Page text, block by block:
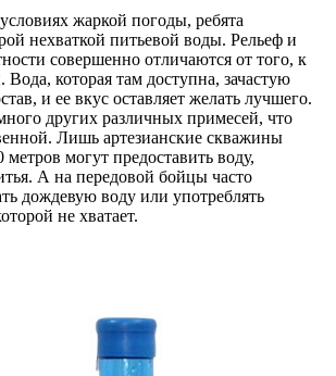
жаркой погоды, ребята
нехваткой питьевой воды. Рельеф и
совершенно отличаются от того, к
которая там доступна, зачастую
и ее вкус оставляет желать лучшего.
других различных примесей, что
Лишь артезианские скважины
метров могут предоставить воду,
А на передовой бойцы часто
дождевую воду или употреблять
не хватает.